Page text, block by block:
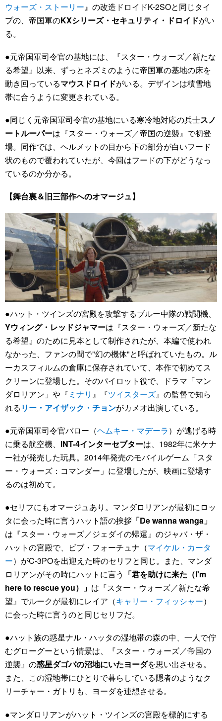
ウォーズ・ストーリー』の改造ドロイドK-2SOと同じタイ
プの、帝国軍のKXシリーズ・セキュリティ・ドロイドがい
る。
●元帝国軍司令官の基地には、『スター・ウォーズ／新たな
る希望』以来、ずっとネズミのように帝国軍の基地の床を
動き回っているマウスドロイドがいる。デザインは積雪地
帯に合うように変更されている。
●同じく元帝国軍司令官の基地にいる寒冷地対応の兵士スノ
ートルーパーは『スター・ウォーズ／帝国の逆襲』で初登
場。同作では、ヘルメットの目から下の部分が白いフード
状のもので覆われていたが、今回はフードの下がどうなっ
ているのか分かる。
【舞台裏＆旧三部作へのオマージュ】
●ハット・ツインズの宮殿を攻撃するブルー中隊の戦闘機、
Yウィング・レッドジャマーは『スター・ウォーズ／新たな
る希望』のために見本として制作されたが、本編で使われ
なかった、ファンの間で"幻の機体"と呼ばれていたもの。ル
ーカスフィルムの倉庫に保存されていて、本作で初めてス
クリーンに登場した。そのパイロット役で、ドラマ「マン
ダロリアン」や『 ミナリ 』『ツイスターズ』の監督で知ら
れる リー・アイザック・チョンがカメオ出演している。
●元帝国軍司令官バロー（ヘムキー・マデーラ）が逃げる時
に乗る航空機、 INT-4インターセブターは、1982年に米ケナ
ー社が発売した玩具。2014年発売のモバイルゲーム「スタ
ー・ウォーズ：コマンダー」に登場したが、映画に登場す
るのは初めて。
●セリフにもオマージュあり。マンダロリアンが最初にロッ
タに会った時に言うハット語の挨拶 「De wanna wanga」
は『スター・ウォーズ／ジェダイの帰還』のジャバ・ザ・
ハットの宮殿で、ビブ・フォーチュナ（マイケル・カータ
ー）がC-3POを出迎えた時のセリフと同じ。また、マンダ
ロリアンがその時にハットに言う 「君を助けに来た（I'm
here to rescue you）」 は『スター・ウォーズ／新たな希
望』でルークが最初にレイア（キャリー・フィッシャー）
に会った時に言うのと同じセリフだ。
●ハット族の惑星ナル・ハッタの湿地帯の森の中、一人で佇
むグローグーという情景は、『スター・ウォーズ／帝国の
逆襲』の惑星ダゴバの沼地にいたヨーダを思い出させる。
また、この湿地帯にひとりで暮らしている隠者のようなク
リーチャー・ガトリも、ヨーダを連想させる。
●マンダロリアンがハット・ツインズの宮殿を標的にする